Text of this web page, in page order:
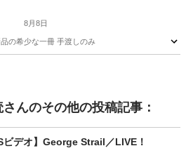
8月8日
の希少な一冊 手渡しのみ
さんのその他の投稿記事：
ビデオ】George Strail／LIVE！